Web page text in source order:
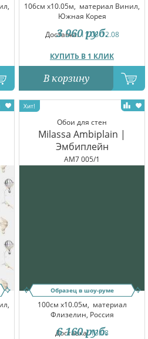
106см x10.05м, материал Винил,
Южная Корея
Доставка:11.08-12.08
КУПИТЬ В 1 КЛИК
3 960 руб.
В корзину
Обои для стен
Milassa Ambiplain |
Эмбиплейн
AM7 005/1
Образец в шоу-руме
100см x10.05м, материал
Флизелин, Россия
Доставка:13.08
6 160 руб.